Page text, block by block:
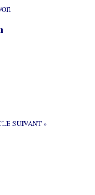
SUIVANT »